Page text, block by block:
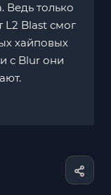
Ведь только
L2 Blast смог
хайповых
с Blur они